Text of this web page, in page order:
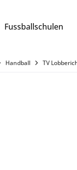
Fussballschulen
Handball TV